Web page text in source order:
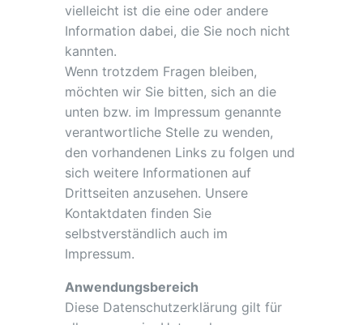
vielleicht ist die eine oder andere
Information dabei, die Sie noch nicht
kannten.
Wenn trotzdem Fragen bleiben,
möchten wir Sie bitten, sich an die
unten bzw. im Impressum genannte
verantwortliche Stelle zu wenden,
den vorhandenen Links zu folgen und
sich weitere Informationen auf
Drittseiten anzusehen. Unsere
Kontaktdaten finden Sie
selbstverständlich auch im
Impressum.
Anwendungsbereich
Diese Datenschutzerklärung gilt für